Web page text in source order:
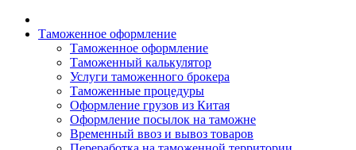
Таможенное оформление
Таможенное оформление
Таможенный калькулятор
Услуги таможенного брокера
Таможенные процедуры
Оформление грузов из Китая
Оформление посылок на таможне
Временный ввоз и вывоз товаров